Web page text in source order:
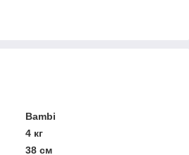
Bambi
4 кг
38 см